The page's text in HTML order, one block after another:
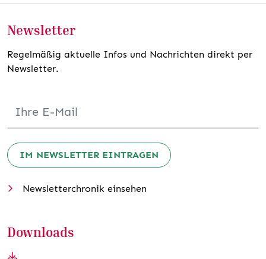
Newsletter
Regelmäßig aktuelle Infos und Nachrichten direkt per
Newsletter.
IM NEWSLETTER EINTRAGEN
Newsletterchronik einsehen
Downloads